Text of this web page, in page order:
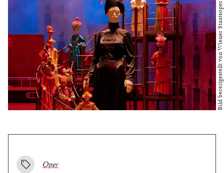
Bild bereitgestellt von Wiener Staatsoper
Oper